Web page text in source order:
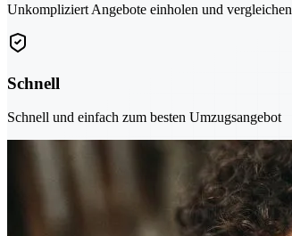
Unkompliziert Angebote einholen und vergleichen
Schnell
Schnell und einfach zum besten Umzugsangebot